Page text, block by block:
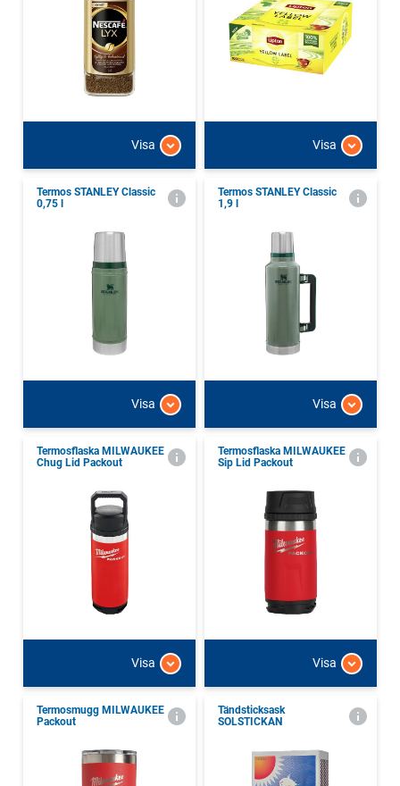
Visa Visa
Termos STANLEY Classic
0,75 l
Visa
Termos STANLEY Classic
1,9 l
Visa
Termosflaska MILWAUKEE
Chug Lid Packout
Visa
Termosflaska MILWAUKEE
Sip Lid Packout
Visa
Termosmugg MILWAUKEE
Packout
Tändsticksask
SOLSTICKAN